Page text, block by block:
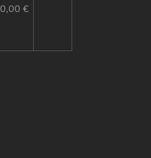
0,00 €